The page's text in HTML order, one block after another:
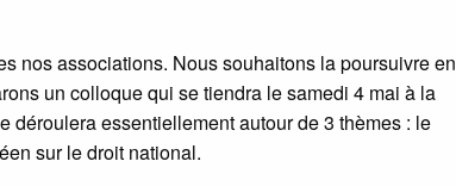
nos associations. Nous souhaitons la poursuivre en
un colloque qui se tiendra le samedi 4 mai à la
déroulera essentiellement autour de 3 thèmes : le
sur le droit national.